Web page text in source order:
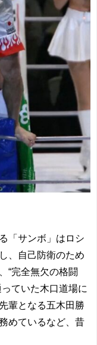
「サンボ」はロシ
、自己防衛のため
“完全無欠の格闘
ていた木口道場に
輩となる五木田勝
めているなど、昔